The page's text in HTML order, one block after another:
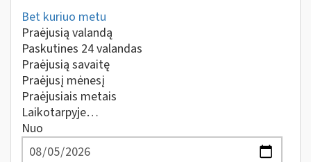
Bet kuriuo metu
Praėjusią valandą
Paskutines 24 valandas
Praėjusią savaitę
Praėjusį mėnesį
Praėjusiais metais
Laikotarpyje…
Nuo